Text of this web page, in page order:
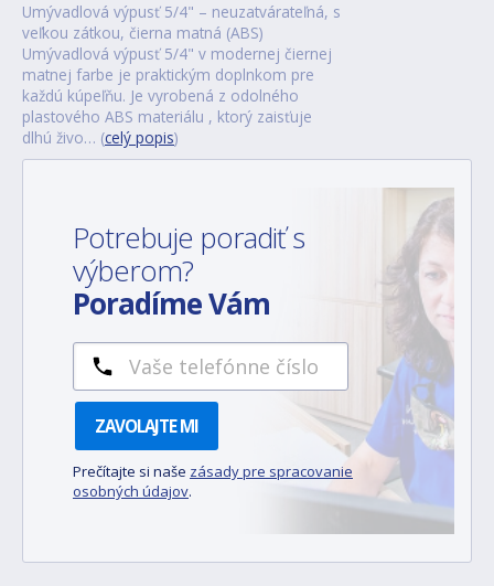
Umývadlová výpusť 5/4" – neuzatvárateľná, s
veľkou zátkou, čierna matná (ABS)
Umývadlová výpusť 5/4" v modernej čiernej
matnej farbe je praktickým doplnkom pre
každú kúpeľňu. Je vyrobená z odolného
plastového ABS materiálu , ktorý zaisťuje
dlhú živo… (celý popis)
Potrebuje poradiť s
výberom?
Poradíme Vám
ZAVOLAJTE MI
Prečítajte si naše zásady pre spracovanie
osobných údajov.